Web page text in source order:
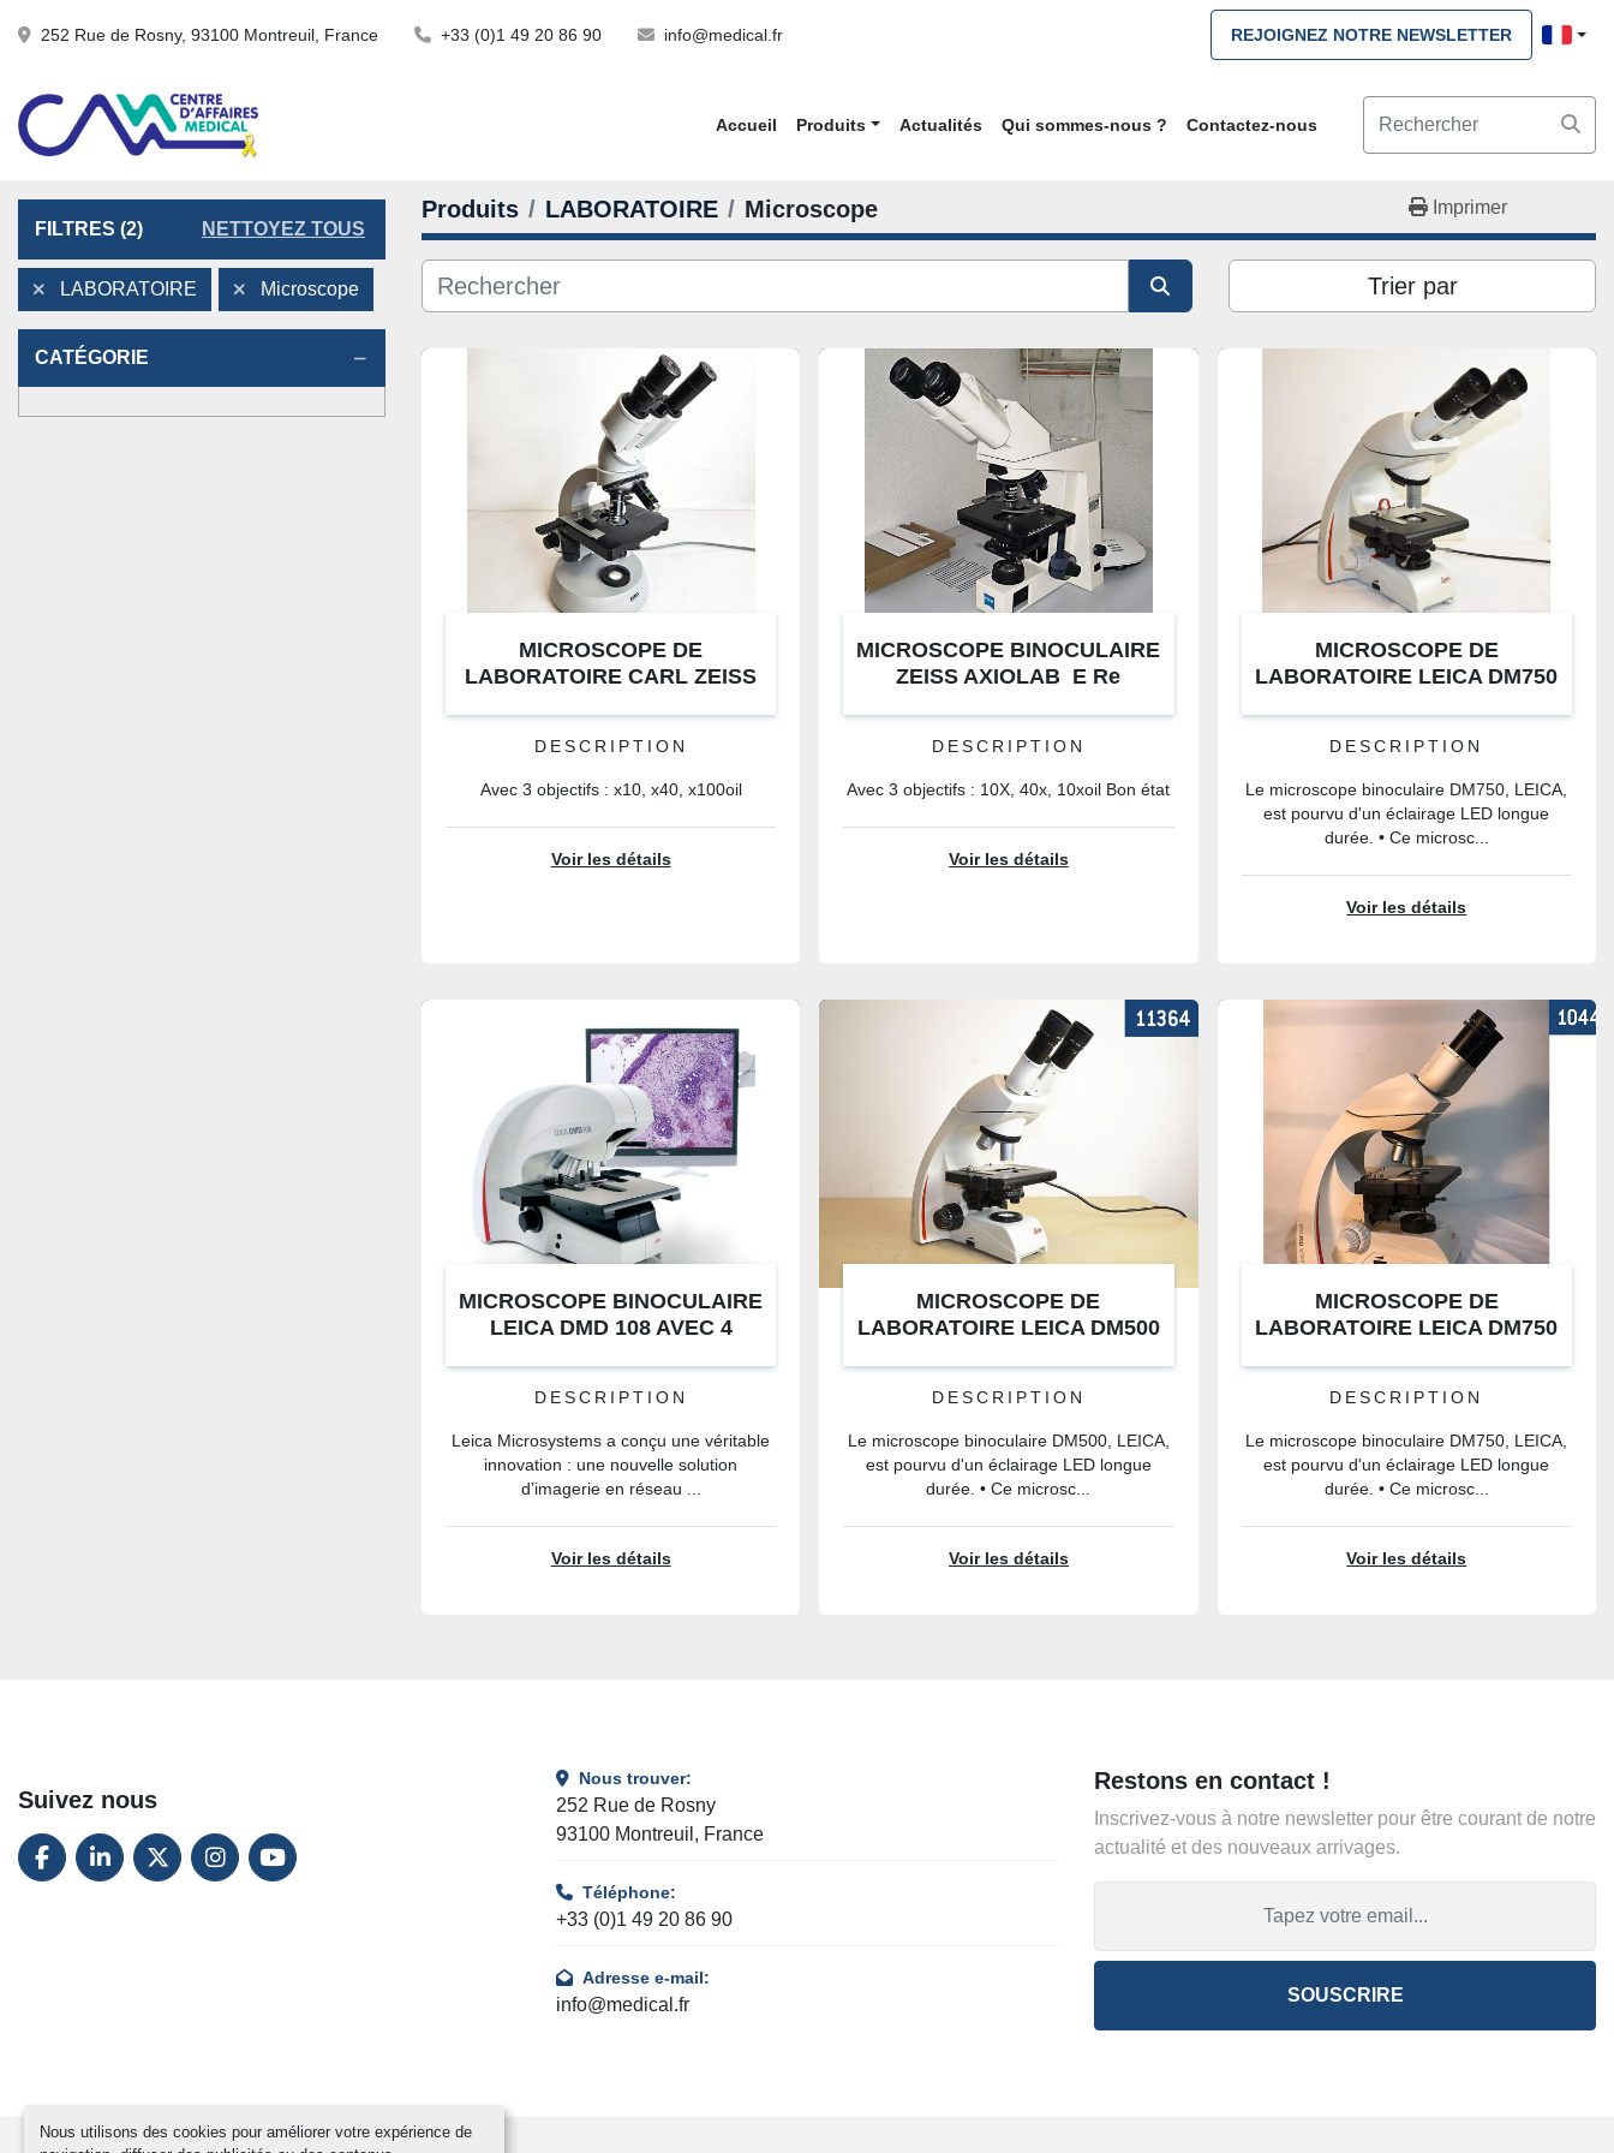
Nous utilisons des cookies pour améliorer votre expérience de
252 Rue de Rosny, 93100 Montreuil, France +33 (0)1 49 20 86 90 info@medical.fr REJOIGNEZ NOTRE NEWSLETTER
Accueil Produits Actualités Qui sommes-nous ? Contactez-nous
FILTRES (2) NETTOYEZ TOUS
LABORATOIRE Microscope
CATÉGORIE
Produits LABORATOIRE Microscope Imprimer
Trier par
MICROSCOPE DE
LABORATOIRE CARL ZEISS
DESCRIPTION
Avec 3 objectifs : x10, x40, x100oil
Voir les détails
MICROSCOPE BINOCULAIRE
ZEISS AXIOLAB E Re
DESCRIPTION
Avec 3 objectifs : 10X, 40x, 10xoil Bon état
Voir les détails
MICROSCOPE DE
LABORATOIRE LEICA DM750
DESCRIPTION
Le microscope binoculaire DM750, LEICA,
est pourvu d'un éclairage LED longue
durée. • Ce microsc...
Voir les détails
MICROSCOPE BINOCULAIRE
LEICA DMD 108 AVEC 4
DESCRIPTION
Leica Microsystems a conçu une véritable
innovation : une nouvelle solution
d’imagerie en réseau ...
Voir les détails
MICROSCOPE DE
LABORATOIRE LEICA DM500
DESCRIPTION
Le microscope binoculaire DM500, LEICA,
est pourvu d'un éclairage LED longue
durée. • Ce microsc...
Voir les détails
MICROSCOPE DE
LABORATOIRE LEICA DM750
DESCRIPTION
Le microscope binoculaire DM750, LEICA,
est pourvu d'un éclairage LED longue
durée. • Ce microsc...
Voir les détails
Suivez nous
FACEBOOK
LINKEDINTWITTERINSTAGRAM
YOUTUBE
Nous trouver:
252 Rue de Rosny
93100 Montreuil, France
Téléphone:
+33 (0)1 49 20 86 90
Adresse e-mail:
info@medical.fr
Restons en contact !
Inscrivez-vous à notre newsletter pour être courant de notre
actualité et des nouveaux arrivages.
SOUSCRIRE